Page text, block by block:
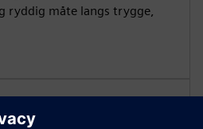
ryddig måte langs trygge,